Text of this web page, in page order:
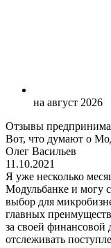
на август 2026
Отзывы
Вот, что думают о
Олег Васильев
11.10.2021
Я уже несколько
Модульбанке и могу
выбор для
главных
за своей финансовой
отслеживать